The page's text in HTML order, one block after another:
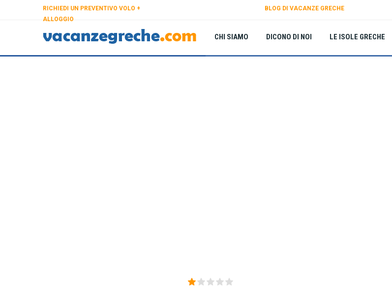
RICHIEDI UN PREVENTIVO VOLO +
ALLOGGIO
BLOG DI VACANZE GRECHE
CHI SIAMO DICONO DI NOI LE ISOLE GRECHE